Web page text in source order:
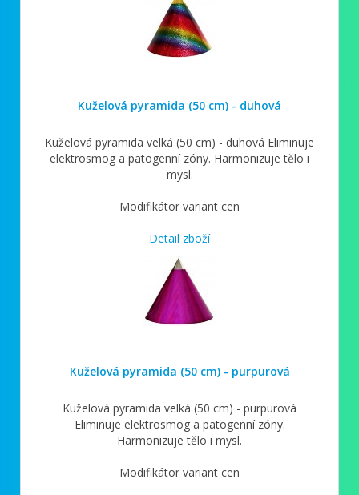
Kuželová pyramida (50 cm) - duhová
Kuželová pyramida velká (50 cm) - duhová Eliminuje
elektrosmog a patogenní zóny. Harmonizuje tělo i
mysl.
Modifikátor variant cen
Detail zboží
Kuželová pyramida (50 cm) - purpurová
Kuželová pyramida velká (50 cm) - purpurová
Eliminuje elektrosmog a patogenní zóny.
Harmonizuje tělo i mysl.
Modifikátor variant cen